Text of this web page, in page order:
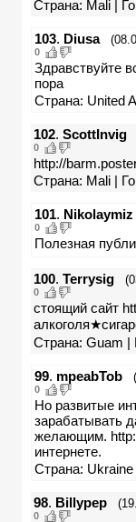
Страна: Mali |
103. Diusa
0
Здравствуйте
пора
Страна: United
102. ScottInvig
0
http://
Страна: Mali |
101. Nikolaymiz
0
Полезная
100. Terrysig
0
стоящий сайт
Страна: Guam |
99. mpeabTob
0
Но развитые
зарабатывать
желающим.
интернете.
Страна:
98. Billypep
0